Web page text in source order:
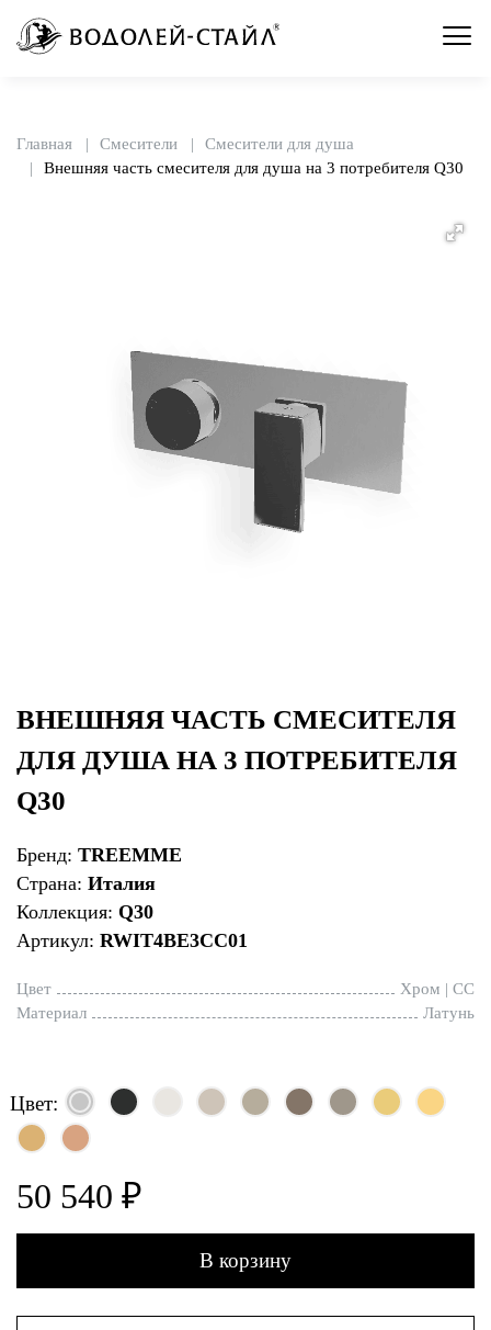
Главная Смесители
Смесители для душа
Внешняя часть смесителя для душа на 3 потребителя Q30
ВНЕШНЯЯ ЧАСТЬ СМЕСИТЕЛЯ
ДЛЯ ДУША НА 3 ПОТРЕБИТЕЛЯ
Q30
Бренд: TREEMME
Страна: Италия
Коллекция: Q30
Артикул: RWIT4BE3CC01
Цвет
Хром | CC
Материал
Латунь
Цвет:
50 540 ₽
В корзину